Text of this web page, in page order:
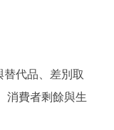
代品、差別取
消費者剩餘與生